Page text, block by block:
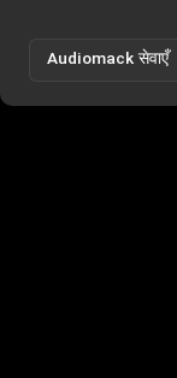
Audiomack सेवाएँ